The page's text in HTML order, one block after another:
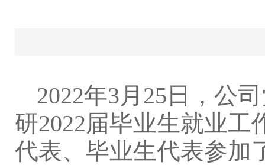
2022年3月25日，公
研2022届毕业生就业
代表、毕业生代表参加